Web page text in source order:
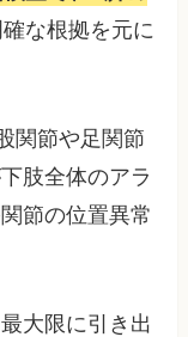
な根拠を元に
関節や足関節
肢全体のアラ
節の位置異常
大限に引き出